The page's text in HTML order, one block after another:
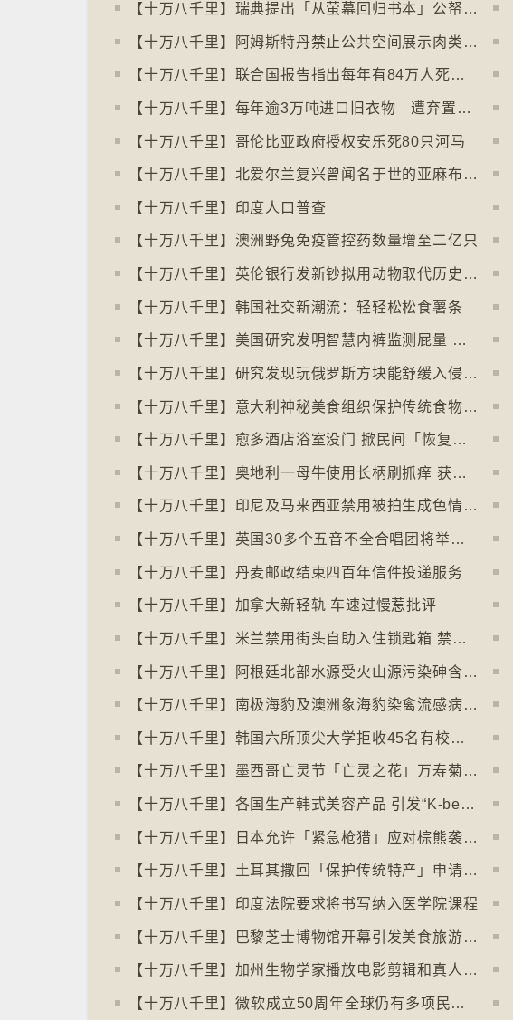
【十万八千里】瑞典提出「从萤幕回归书本」公帑购买实体书
【十万八千里】阿姆斯特丹禁止公共空间展示肉类和化石燃料广告已促进碳中和
【十万八千里】联合国报告指出每年有84万人死于工作情况欠佳
【十万八千里】每年逾3万吨进口旧衣物 遭弃置于智利北部沙漠
【十万八千里】哥伦比亚政府授权安乐死80只河马
【十万八千里】北爱尔兰复兴曾闻名于世的亚麻布产业
【十万八千里】印度人口普查
【十万八千里】澳洲野兔免疫管控药数量增至二亿只
【十万八千里】英伦银行发新钞拟用动物取代历史人物
【十万八千里】韩国社交新潮流：轻轻松松食薯条
【十万八千里】美国研究发明智慧内裤监测屁量 以助改善消化系统
【十万八千里】研究发现玩俄罗斯方块能舒缓入侵性创伤后遗症
【十万八千里】意大利神秘美食组织保护传统食物、烹饪方法和菜肴
【十万八千里】愈多酒店浴室没门 掀民间「恢复浴室门」倡议运动
【十万八千里】奥地利一母牛使用长柄刷抓痒 获科学家确定懂得使用工具
【十万八千里】印尼及马来西亚禁用被拍生成色情影像的人工智能平台Grok
【十万八千里】英国30多个五音不全合唱团将举行十周年志庆
【十万八千里】丹麦邮政结束四百年信件投递服务
【十万八千里】加拿大新轻轨 车速过慢惹批评
【十万八千里】米兰禁用街头自助入住锁匙箱 禁自助入住民宿
【十万八千里】阿根廷北部水源受火山源污染砷含量超标
【十万八千里】南极海豹及澳洲象海豹染禽流感病毒恐扩散
【十万八千里】韩国六所顶尖大学拒收45名有校园暴力纪录者入学
【十万八千里】墨西哥亡灵节「亡灵之花」万寿菊失收
【十万八千里】各国生产韩式美容产品 引发“K-beauty”定义讨论
【十万八千里】日本允许「紧急枪猎」应对棕熊袭击人类事件急增
【十万八千里】土耳其撒回「保护传统特产」申请德国烤肉多样性获保护
【十万八千里】印度法院要求将书写纳入医学院课程
【十万八千里】巴黎芝士博物馆开幕引发美食旅游热潮
【十万八千里】加州生物学家播放电影剪辑和真人声音驱狼
【十万八千里】⁠微软成立50周年全球仍有多项民生系统沿用旧视窗系统